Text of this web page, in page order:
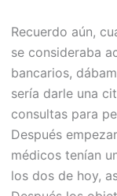
Recuerdo aún,
se consideraba
bancarios,
sería darle una
consultas para
Después
médicos tenían
los dos de hoy,